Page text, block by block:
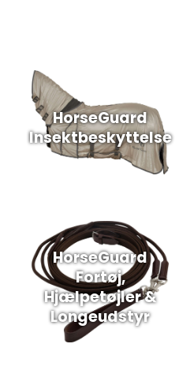
HorseGuard
Insektbeskyttelse
HorseGuard
Fortøj,
Hjælpetøjler &
Longeudstyr